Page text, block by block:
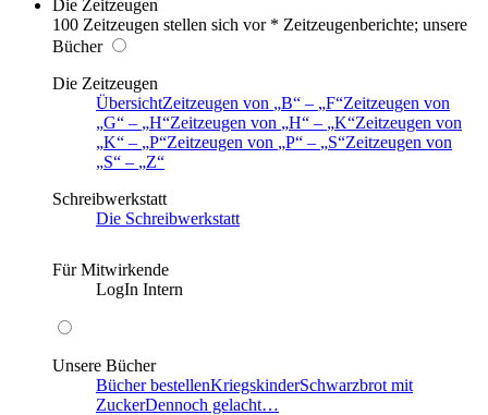
Die Zeitzeugen
100 Zeitzeugen stellen sich vor * Zeitzeugenberichte; unsere
Bücher
Die Zeitzeugen
ÜbersichtZeitzeugen von B – F Zeitzeugen von
G
– H Zeitzeugen von H – K Zeitzeugen von
K
– P Zeitzeugen von P – S Zeitzeugen von
S
–
Z
Schreibwerkstatt
Die Schreibwerkstatt
Für Mitwirkende
LogIn Intern
Unsere Bücher
Bücher bestellenKriegskinderSchwarzbrot mit
ZuckerDennoch gelacht…